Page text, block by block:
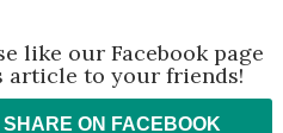
like our Facebook page
article to your friends!
SHARE ON FACEBOOK